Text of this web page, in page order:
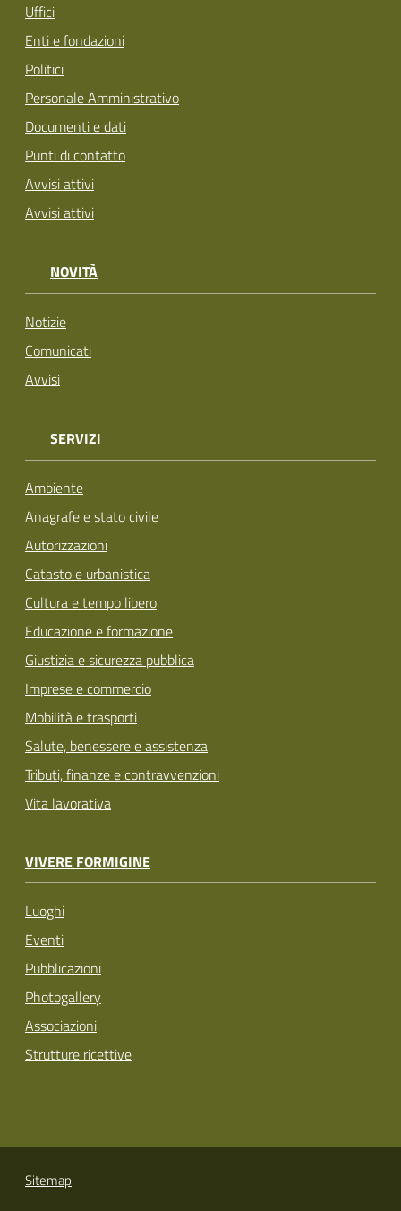
Uffici
Enti e fondazioni
Politici
Personale Amministrativo
Documenti e dati
Punti di contatto
Avvisi attivi
Avvisi attivi
NOVITÀ
Notizie
Comunicati
Avvisi
SERVIZI
Ambiente
Anagrafe e stato civile
Autorizzazioni
Catasto e urbanistica
Cultura e tempo libero
Educazione e formazione
Giustizia e sicurezza pubblica
Imprese e commercio
Mobilità e trasporti
Salute, benessere e assistenza
Tributi, finanze e contravvenzioni
Vita lavorativa
VIVERE FORMIGINE
Luoghi
Eventi
Pubblicazioni
Photogallery
Associazioni
Strutture ricettive
Sitemap